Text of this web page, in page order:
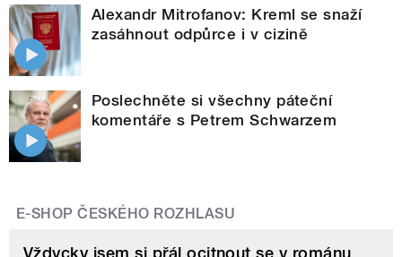
Alexandr Mitrofanov: Kreml se snaží
zasáhnout odpůrce i v cizině
Poslechněte si všechny páteční
komentáře s Petrem Schwarzem
E-SHOP ČESKÉHO ROZHLASU
Vždycky jsem si přál ocitnout se v románu